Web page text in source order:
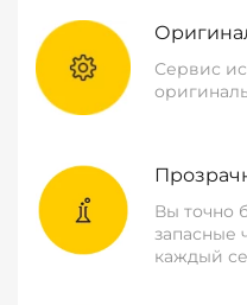
Сервис
Вы точно
запасные
каждый